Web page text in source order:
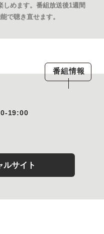
しめます。番組放送後1週間
で聴き直せます。
番組情報
19:00
ルサイト